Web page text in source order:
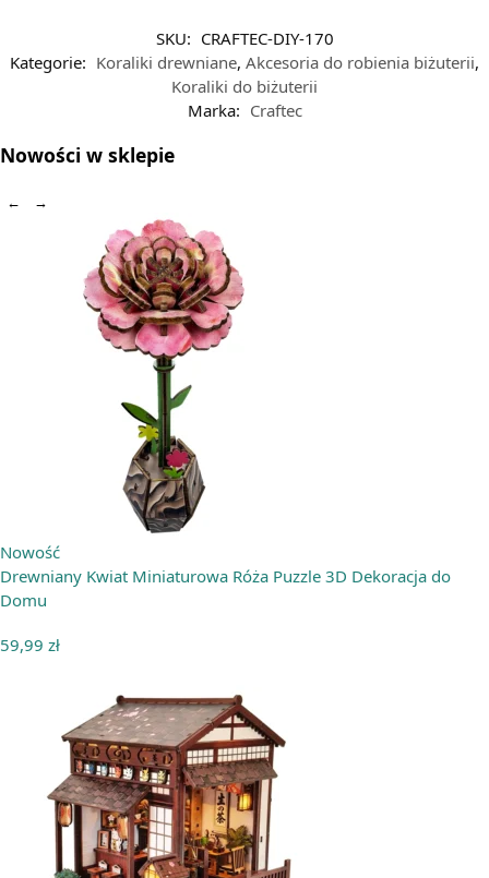
SKU: CRAFTEC-DIY-170
Kategorie: Koraliki drewniane, Akcesoria do robienia biżuterii,
Koraliki do biżuterii
Marka: Craftec
Nowości w sklepie
← →
Nowość
Drewniany Kwiat Miniaturowa Róża Puzzle 3D Dekoracja do
Domu
59,99 zł